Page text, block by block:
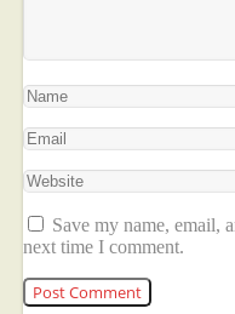
Save my name, email,
next time I comment.